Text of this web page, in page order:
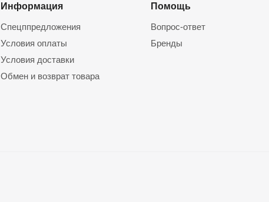
Информация
Спецппредложения
Условия оплаты
Условия доставки
Обмен и возврат товара
Помощь
Вопрос-ответ
Бренды